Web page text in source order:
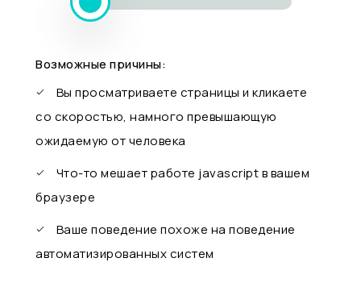
Возможные причины:
Вы просматриваете страницы и кликаете
со скоростью, намного превышающую
ожидаемую от человека
Что-то мешает работе javascript в вашем
браузере
Ваше поведение похоже на поведение
автоматизированных систем